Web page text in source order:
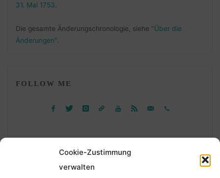
Cookie-Zustimmung
verwalten
31. Mai 1753
Die gesamte Änderungschronologie, siehe "Über die
Änderungen".
FOLLOW ME